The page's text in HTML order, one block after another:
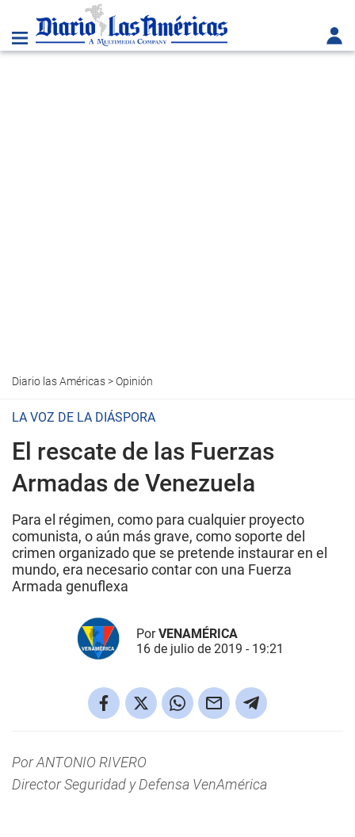
Diario las Américas>Opinión
LA VOZ DE LA DIÁSPORA
El rescate de las Fuerzas
Armadas de Venezuela
Para el régimen, como para cualquier proyecto
comunista, o aún más grave, como soporte del
crimen organizado que se pretende instaurar en el
mundo, era necesario contar con una Fuerza
Armada genuflexa
PorVENAMÉRICA
16 de julio de 2019 - 19:21
Por ANTONIO RIVERO
Director Seguridad y Defensa VenAmérica